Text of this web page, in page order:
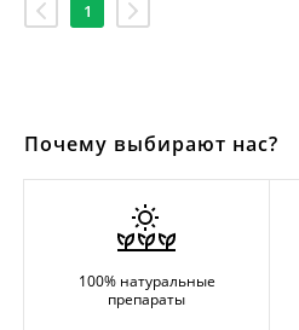
1
Почему выбирают нас?
100% натуральные
препараты